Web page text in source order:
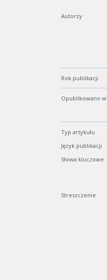
Autorzy
Rok publikacji
Opublikowano w
Typ artykułu
Język publikacji
Słowa kluczowe
Streszczenie